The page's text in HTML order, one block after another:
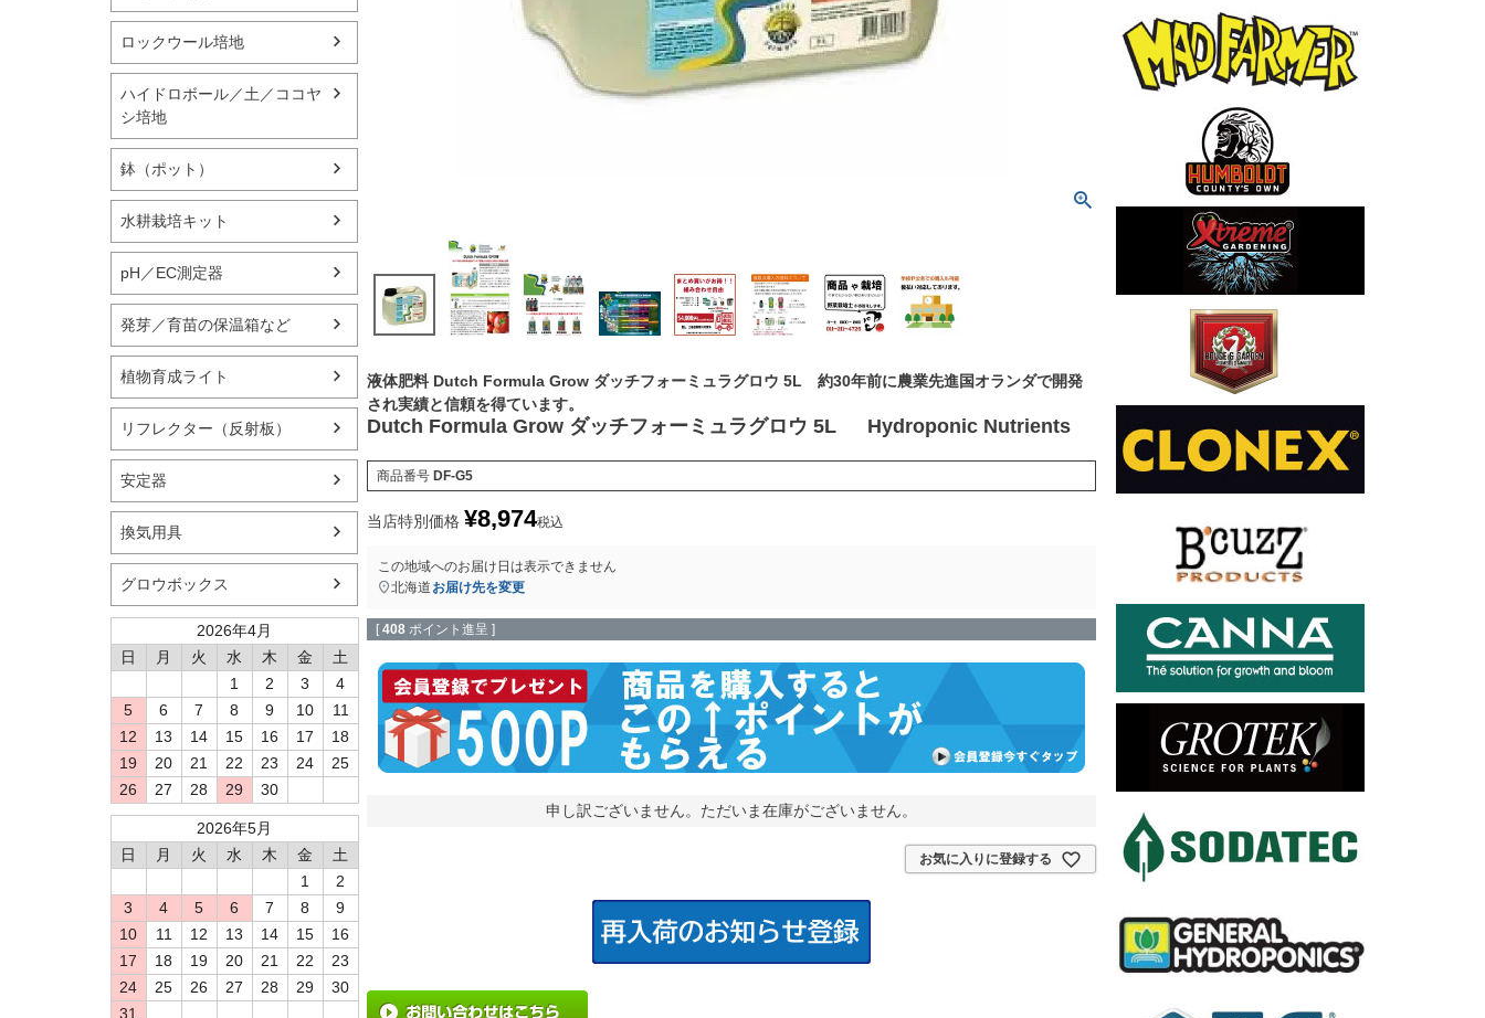
ロックウール培地
ハイドロボール／土／ココヤ
シ培地
鉢（ポット）
水耕栽培キット
pH／EC測定器
発芽／育苗の保温箱など
植物育成ライト
リフレクター（反射板）
安定器
換気用具
グロウボックス
2026年4月
日
月 火 水 木 金
土
1
2 3
4
5
6 7 8 9 10
11
12
13 14 15 16 17
18
19
20 21 22 23 24
25
26
27 28 29 30
2026年5月
日
月 火 水 木 金
土
1
2
3
4 5 6 7 8
9
10
11 12 13 14 15
16
17
18 19 20 21 22
23
24
25 26 27 28 29
30
31
液体肥料 Dutch Formula Grow ダッチフォーミュラグロウ 5L 約30年前に農業先進国オランダで開発
され実績と信頼を得ています。
Dutch Formula Grow ダッチフォーミュラグロウ 5L Hydroponic Nutrients
商品番号 DF-G5
当店特別価格 ¥8,974税込
この地域へのお届け日は表示できません
北海道 お届け先を変更
[ 408 ポイント進呈 ]
申し訳ございません。ただいま在庫がございません。
お気に入りに登録する